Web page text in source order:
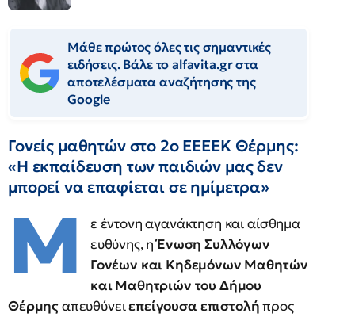
Μάθε πρώτος όλες τις σημαντικές
ειδήσεις. Βάλε το alfavita.gr στα
αποτελέσματα αναζήτησης της
Google
Γονείς μαθητών στο 2ο ΕΕΕΕΚ Θέρμης:
«Η εκπαίδευση των παιδιών μας δεν
μπορεί να επαφίεται σε ημίμετρα»
Μ
ε έντονη αγανάκτηση και αίσθημα
ευθύνης, ηΈνωση Συλλόγων
Γονέων και Κηδεμόνων Μαθητών
και Μαθητριών του Δήμου
Θέρμηςαπευθύνειεπείγουσα επιστολήπρος